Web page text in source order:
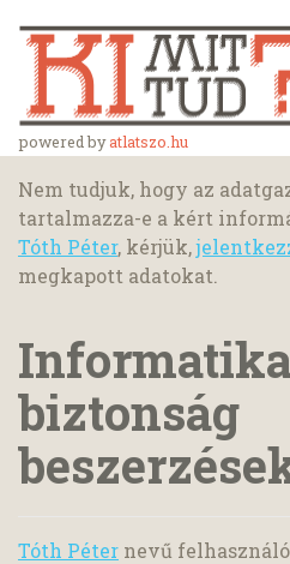
powered byatlatszo.hu
Nem tudjuk, hogy az
tartalmazza-e a kért
Tóth Péter, kérjük,
megkapott adatokat.
biztonság
Tóth Péter nevű